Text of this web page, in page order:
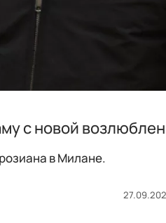
с новой
в Милане.